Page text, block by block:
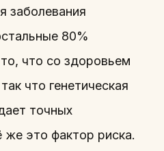
заболевания
80%
что со здоровьем
что генетическая
точных
же это фактор риска.